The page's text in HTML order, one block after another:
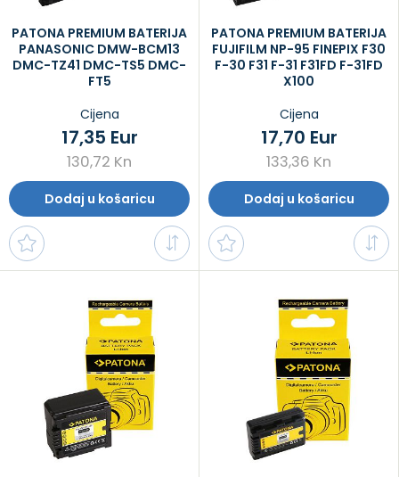
PATONA PREMIUM BATERIJA
PANASONIC DMW-BCM13
DMC-TZ41 DMC-TS5 DMC-
FT5
Cijena
130,72 Kn
17,35 Eur
Dodaj u košaricu
PATONA PREMIUM BATERIJA
FUJIFILM NP-95 FINEPIX F30
F-30 F31 F-31 F31FD F-31FD
X100
Cijena
133,36 Kn
17,70 Eur
Dodaj u košaricu